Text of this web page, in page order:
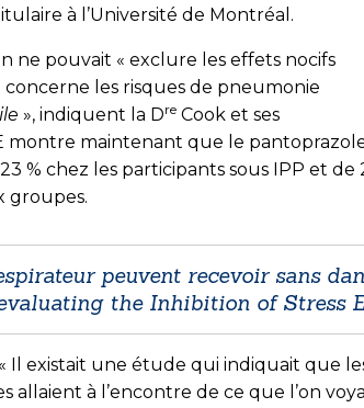
à l’Université de Montréal.
ne pouvait « exclure les effets nocifs
les risques de pneumonie
», indiquent la Dre Cook et ses
montre maintenant que le
% chez les participants sous IPP et de
groupes.
peuvent recevoir sans
the Inhibition of Stress
« Il existait une étude qui indiquait
allaient à l’encontre de ce que l’on